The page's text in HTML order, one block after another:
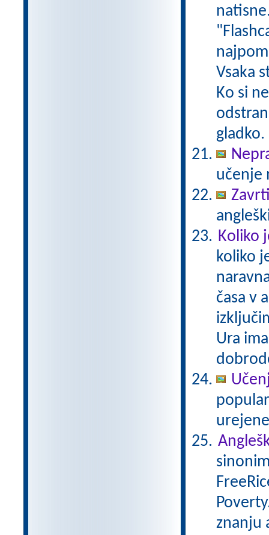
Vsaka
Ko si
gladko.
učenje
Koliko
koliko
časa v
Ura
znanju